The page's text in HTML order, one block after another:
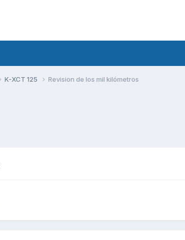
K-XCT 125 Revision de los mil kilómetros